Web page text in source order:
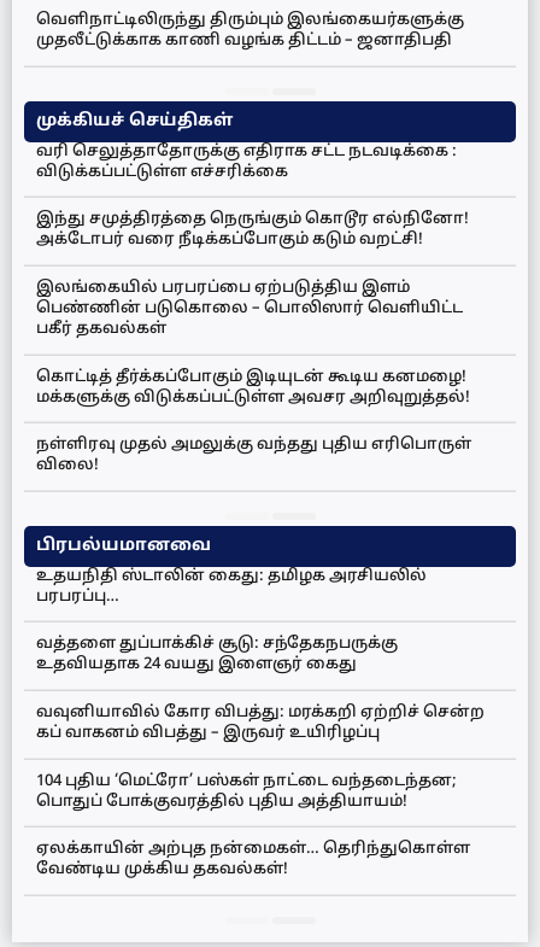
வெளிநாட்டிலிருந்து திரும்பும் இலங்கையர்களுக்கு
முதலீட்டுக்காக காணி வழங்க திட்டம் – ஜனாதிபதி
முக்கியச் செய்திகள்
வரி செலுத்தாதோருக்கு எதிராக சட்ட நடவடிக்கை :
விடுக்கப்பட்டுள்ள எச்சரிக்கை
இந்து சமுத்திரத்தை நெருங்கும் கொடூர எல்நினோ!
அக்டோபர் வரை நீடிக்கப்போகும் கடும் வறட்சி!
இலங்கையில் பரபரப்பை ஏற்படுத்திய இளம்
பெண்ணின் படுகொலை – பொலிஸார் வெளியிட்ட
பகீர் தகவல்கள்
கொட்டித் தீர்க்கப்போகும் இடியுடன் கூடிய கனமழை!
மக்களுக்கு விடுக்கப்பட்டுள்ள அவசர அறிவுறுத்தல்!
நள்ளிரவு முதல் அமலுக்கு வந்தது புதிய எரிபொருள்
விலை!
பிரபல்யமானவை
உதயநிதி ஸ்டாலின் கைது: தமிழக அரசியலில்
பரபரப்பு…
வத்தளை துப்பாக்கிச் சூடு: சந்தேகநபருக்கு
உதவியதாக 24 வயது இளைஞர் கைது
வவுனியாவில் கோர விபத்து: மரக்கறி ஏற்றிச் சென்ற
கப் வாகனம் விபத்து – இருவர் உயிரிழப்பு
104 புதிய ‘மெட்ரோ’ பஸ்கள் நாட்டை வந்தடைந்தன;
பொதுப் போக்குவரத்தில் புதிய அத்தியாயம்!
ஏலக்காயின் அற்புத நன்மைகள்… தெரிந்துகொள்ள
வேண்டிய முக்கிய தகவல்கள்!